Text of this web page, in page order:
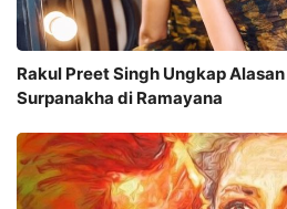
Rakul Preet Singh Ungkap
Surpanakha di Ramayana